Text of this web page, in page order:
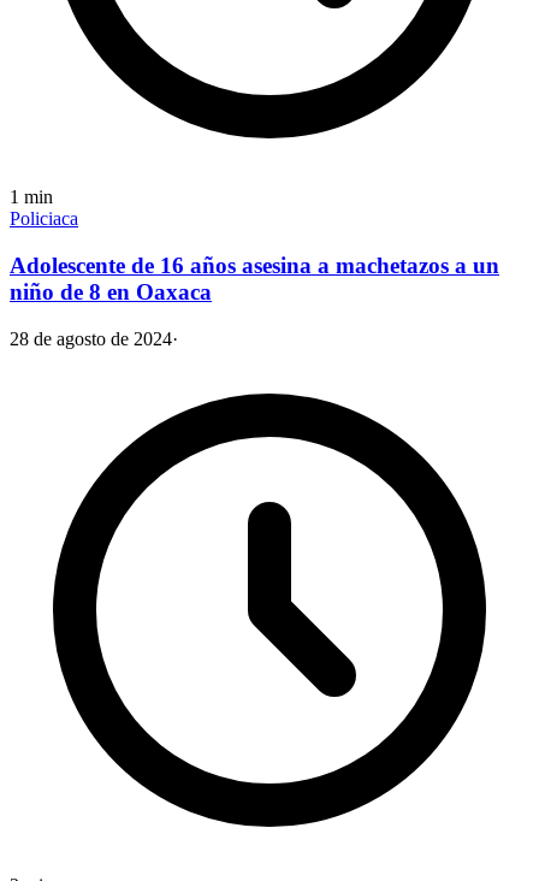
1 min
Policiaca
Adolescente de 16 años asesina a machetazos a un
niño de 8 en Oaxaca
28 de agosto de 2024·